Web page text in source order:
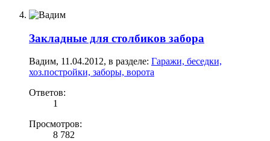
Закладные для столбиков забора
Вадим, 11.04.2012, в разделе: Гаражи, беседки,
хоз.постройки, заборы, ворота
Ответов:
1
Просмотров:
8 782